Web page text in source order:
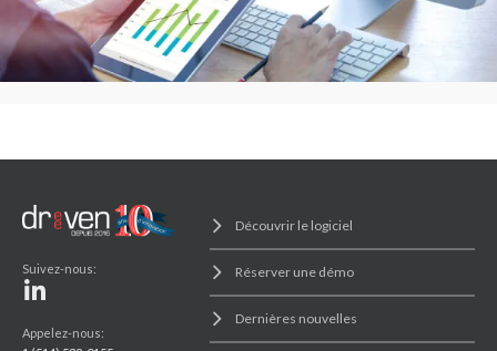
Suivez-nous:
Appelez-nous:
Découvrir le logiciel
Réserver une démo
Dernières nouvelles